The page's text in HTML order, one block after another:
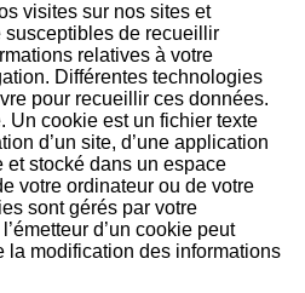
visites sur nos sites et
de recueillir
relatives à votre
Différentes technologies
pour recueillir ces données.
Un cookie est un fichier texte
d’un site, d’une application
et stocké dans un espace
votre ordinateur ou de votre
sont gérés par votre
d’un cookie peut
la modification des informations